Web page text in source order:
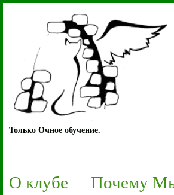
Только Очное обучение.
О клубе Почему